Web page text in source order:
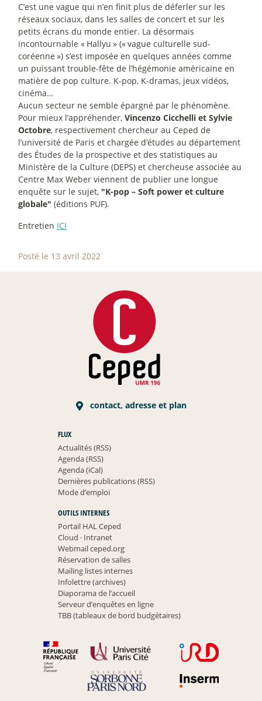
C’est une vague qui n’en finit plus de déferler sur les
réseaux sociaux, dans les salles de concert et sur les
petits écrans du monde entier. La désormais
incontournable « Hallyu » («vague culturelle sud-
coréenne ») s’est imposée en quelques années comme
un puissant trouble-fête de l’hégémonie américaine en
matière de pop culture. K-pop, K-dramas, jeux vidéos,
cinéma…
Aucun secteur ne semble épargné par le phénomène.
Pour mieux l’appréhender, Vincenzo Cicchelli et Sylvie
Octobre, respectivement chercheur au Ceped de
l’université de Paris et chargée d’études au département
des Études de la prospective et des statistiques au
Ministère de la Culture (DEPS) et chercheuse associée au
Centre Max Weber viennent de publier une longue
enquête sur le sujet, "K-pop – Soft power et culture
globale" (éditions PUF).
Entretien ICI
Posté le 13 avril 2022
contact, adresse et plan
FLUX
Actualités (RSS)
Agenda (RSS)
Agenda (iCal)
Dernières publications (RSS)
Mode d’emploi
OUTILS INTERNES
Portail HAL Ceped
Cloud ·Intranet
Webmail ceped.org
Réservation de salles
Mailing listes internes
Infolettre (archives)
Diaporama de l’accueil
Serveur d’enquêtes en ligne
TBB (tableaux de bord budgétaires)